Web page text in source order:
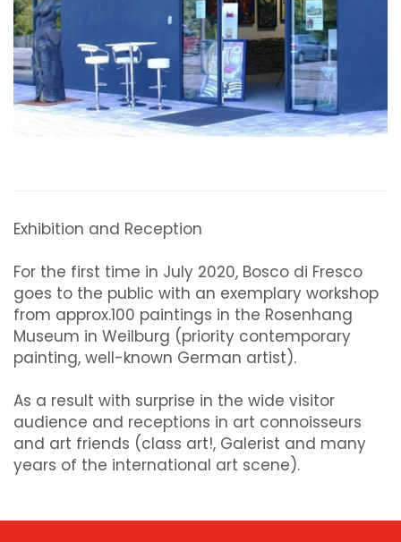
Exhibition and Reception
For the first time in July 2020, Bosco di Fresco
goes to the public with an exemplary workshop
from approx.100 paintings in the Rosenhang
Museum in Weilburg (priority contemporary
painting, well-known German artist).
As a result with surprise in the wide visitor
audience and receptions in art connoisseurs
and art friends (class art!, Galerist and many
years of the international art scene).